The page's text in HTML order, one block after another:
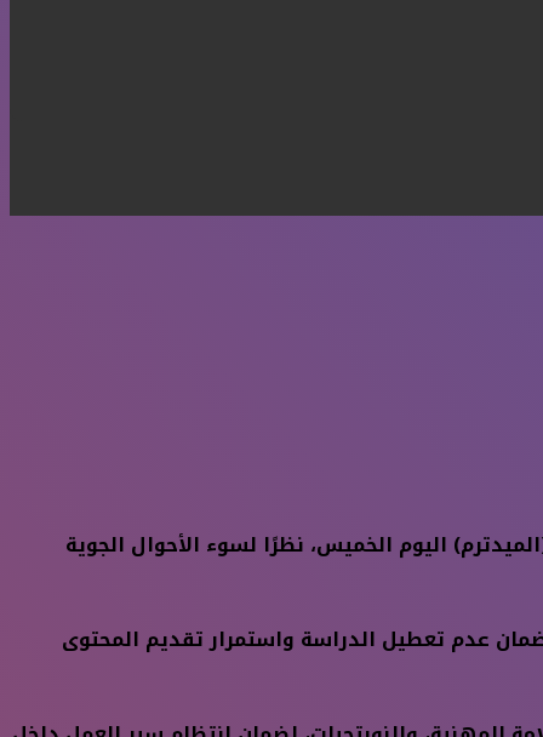
اليوم الخميس، نظرًا لسوء الأحوال الجوية
عدم تعطيل الدراسة واستمرار تقديم المحتوى